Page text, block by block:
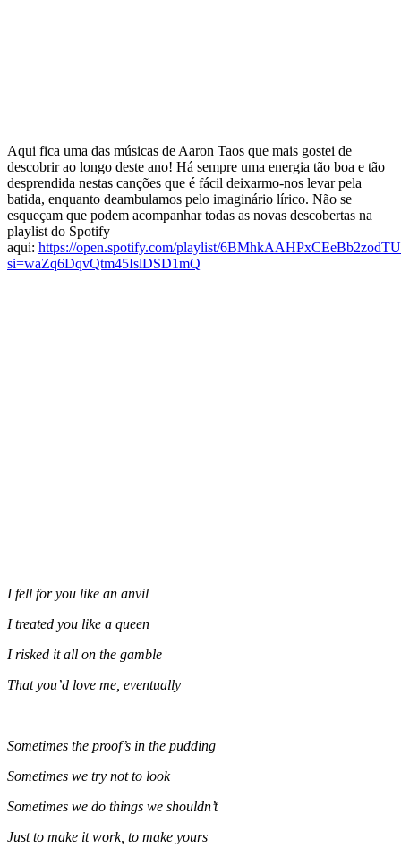
Aqui fica uma das músicas de Aaron Taos que mais gostei de
descobrir ao longo deste ano! Há sempre uma energia tão boa e tão
desprendida nestas canções que é fácil deixarmo-nos levar pela
batida, enquanto deambulamos pelo imaginário lírico. Não se
esqueçam que podem acompanhar todas as novas descobertas na
playlist do Spotify
aqui: https://open.spotify.com/playlist/
si=waZq6DqvQtm45IslDSD1mQ
I fell for you like an anvil
I treated you like a queen
I risked it all on the gamble
That you’d love me, eventually
Sometimes the proof’s in the pudding
Sometimes we try not to look
Sometimes we do things we shouldn’t
Just to make it work, to make yours